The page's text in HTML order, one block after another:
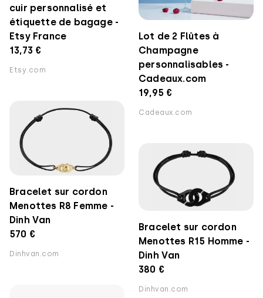
cuir personnalisé et
étiquette de bagage -
Etsy France
13,73 €
Etsy.com
Lot de 2 Flûtes à
Champagne
personnalisables -
Cadeaux.com
19,95 €
Cadeaux.com
Bracelet sur cordon
Menottes R8 Femme -
Dinh Van
570 €
Dinhvan.com
Bracelet sur cordon
Menottes R15 Homme -
Dinh Van
380 €
Dinhvan.com